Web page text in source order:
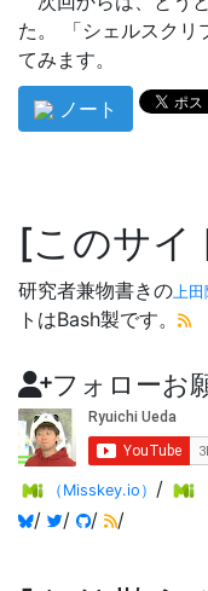
た。 「シェルスクリ
てみます。
ノート
このサイ
研究者兼物書きの 上
トはBash製です。
フォローお
（Misskey.io） /
/
/ / /